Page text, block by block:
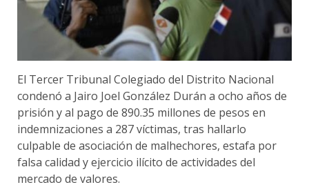
El Tercer Tribunal Colegiado del Distrito Nacional
condenó a Jairo Joel González Durán a ocho años de
prisión y al pago de 890.35 millones de pesos en
indemnizaciones a 287 víctimas, tras hallarlo
culpable de asociación de malhechores, estafa por
falsa calidad y ejercicio ilícito de actividades del
mercado de valores.